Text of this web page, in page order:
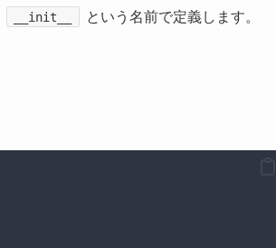
__init__ という名前で定義します。